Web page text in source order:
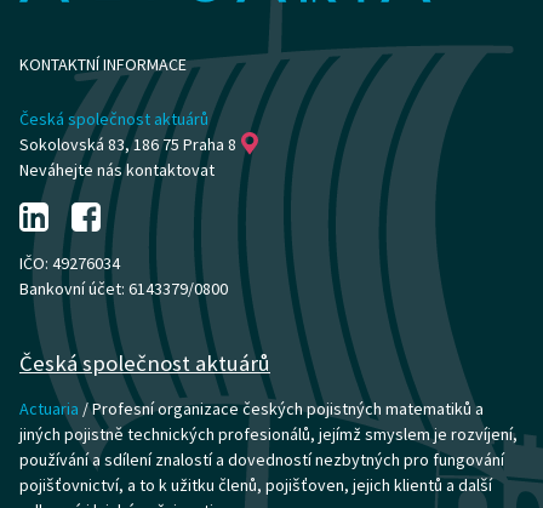
KONTAKTNÍ INFORMACE
Česká společnost aktuárů
Sokolovská 83, 186 75 Praha 8
Neváhejte nás kontaktovat
IČO: 49276034
Bankovní účet: 6143379/0800
Česká společnost aktuárů
Actuaria / Profesní organizace českých pojistných matematiků a
jiných pojistně technických profesionálů, jejímž smyslem je rozvíjení,
používání a sdílení znalostí a dovedností nezbytných pro fungování
pojišťovnictví, a to k užitku členů, pojišťoven, jejich klientů a další